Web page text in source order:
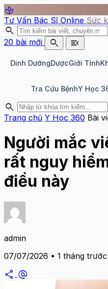
spa
Tư Vấn Bác Sĩ Online Sức
search
20 bài mới search menu_open
Dinh DưỡngDượcGiới Tính
Tra Cứu BệnhY Học
search
Trang chủ Y Học 360 Bài
Người mắc
rất nguy
điều này
admin
07/07/2026 • 1 tháng trước
share alternate_email